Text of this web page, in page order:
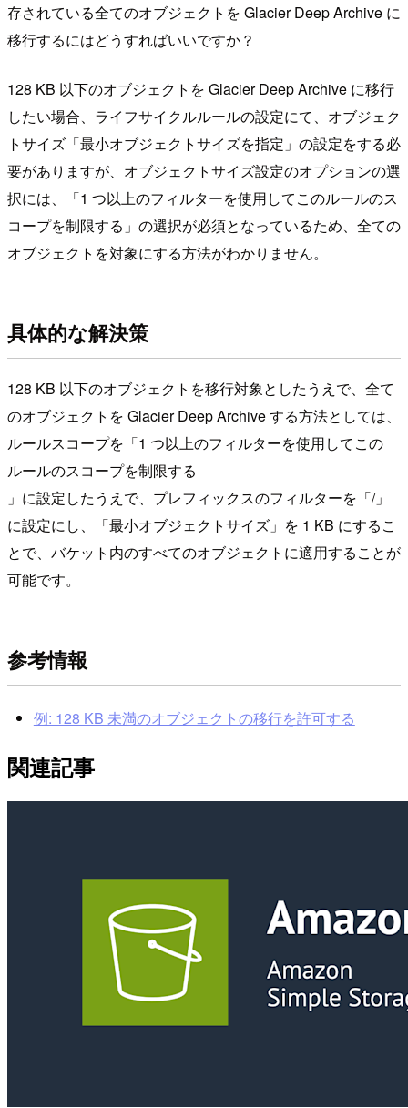
存されている全てのオブジェクトを Glacier Deep Archive に
移行するにはどうすればいいですか？
128 KB 以下のオブジェクトを Glacier Deep Archive に移行
したい場合、ライフサイクルルールの設定にて、オブジェク
トサイズ「最小オブジェクトサイズを指定」の設定をする必
要がありますが、オブジェクトサイズ設定のオプションの選
択には、「1 つ以上のフィルターを使用してこのルールのス
コープを制限する」の選択が必須となっているため、全ての
オブジェクトを対象にする方法がわかりません。
具体的な解決策
128 KB 以下のオブジェクトを移行対象としたうえで、全て
のオブジェクトを Glacier Deep Archive する方法としては、
ルールスコープを「1 つ以上のフィルターを使用してこの
ルールのスコープを制限する
」に設定したうえで、プレフィックスのフィルターを「/」
に設定にし、「最小オブジェクトサイズ」を 1 KB にするこ
とで、バケット内のすべてのオブジェクトに適用することが
可能です。
参考情報
例: 128 KB 未満のオブジェクトの移行を許可する
関連記事